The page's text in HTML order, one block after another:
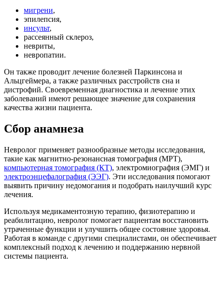
мигрени,
эпилепсия,
инсульт,
рассеянный склероз,
невриты,
невропатии.
Он также проводит лечение болезней Паркинсона и
Альцгеймера, а также различных расстройств сна и
дистрофий. Своевременная диагностика и лечение этих
заболеваний имеют решающее значение для сохранения
качества жизни пациента.
Сбор анамнеза
Невролог применяет разнообразные методы исследования,
такие как магнитно-резонансная томография (МРТ),
компьютерная томография (КТ), электромиография (ЭМГ) и
электроэнцефалография (ЭЭГ). Эти исследования помогают
выявить причину недомогания и подобрать наилучший курс
лечения.
Используя медикаментозную терапию, физиотерапию и
реабилитацию, невролог помогает пациентам восстановить
утраченные функции и улучшить общее состояние здоровья.
Работая в команде с другими специалистами, он обеспечивает
комплексный подход к лечению и поддержанию нервной
системы пациента.